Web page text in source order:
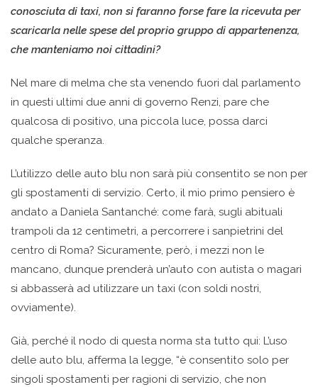
conosciuta di taxi, non si faranno forse fare la ricevuta per
scaricarla nelle spese del proprio gruppo di appartenenza,
che manteniamo noi cittadini?
Nel mare di melma che sta venendo fuori dal parlamento
in questi ultimi due anni di governo Renzi, pare che
qualcosa di positivo, una piccola luce, possa darci
qualche speranza.
L’utilizzo delle auto blu non sarà più consentito se non per
gli spostamenti di servizio. Certo, il mio primo pensiero è
andato a Daniela Santanché: come farà, sugli abituali
trampoli da 12 centimetri, a percorrere i sanpietrini del
centro di Roma? Sicuramente, però, i mezzi non le
mancano, dunque prenderà un’auto con autista o magari
si abbasserà ad utilizzare un taxi (con soldi nostri,
ovviamente).
Già, perché il nodo di questa norma sta tutto qui: L’uso
delle auto blu, afferma la legge, “è consentito solo per
singoli spostamenti per ragioni di servizio, che non